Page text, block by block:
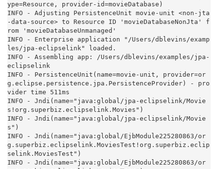
ype=Resource, provider-id=movieDatabase)
INFO - Adjusting PersistenceUnit movie-unit <non-jta
-data-source> to Resource ID 'movieDatabaseNonJta' f
rom 'movieDatabaseUnmanaged'
INFO - Enterprise application "/Users/dblevins/examp
les/jpa-eclipselink" loaded.
INFO - Assembling app: /Users/dblevins/examples/jpa-
eclipselink
INFO - PersistenceUnit(name=movie-unit, provider=or
g.eclipse.persistence.jpa.PersistenceProvider) - pro
vider time 511ms
INFO - Jndi(name="java:global/jpa-eclipselink/Movie
s!org.superbiz.eclipselink.Movies")
INFO - Jndi(name="java:global/jpa-eclipselink/Movie
s")
INFO - Jndi(name="java:global/EjbModule225280863/or
g.superbiz.eclipselink.MoviesTest!org.superbiz.eclip
selink.MoviesTest")
INFO - Jndi(name="java:global/EjbModule225280863/or